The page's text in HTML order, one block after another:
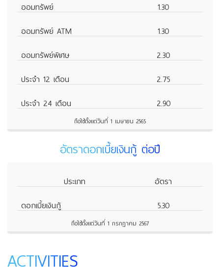
ออมทรัพย์
1.30
ออมทรัพย์ ATM
1.30
ออมทรัพย์พิเศษ
2.30
ประจำ 12 เดือน
2.75
ประจำ 24 เดือน
2.90
ถือใช้ตั้งแต่วันที่ 1 เมษายน 2565
อัตราดอกเบี้ยเงินกู้ ต่อปี
ประเภท
อัตรา
ดอกเบี้ยเงินกู้
5.30
ถือใช้ตั้งแต่วันที่ 1 กรกฎาคม 2567
ACTIVITIES